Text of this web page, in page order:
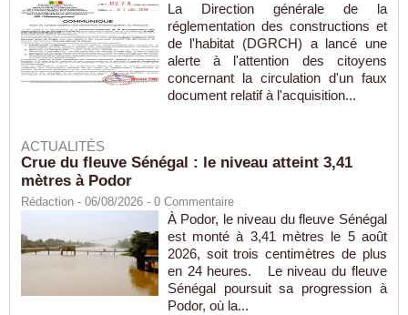
La Direction générale de la
réglementation des constructions et
de l'habitat (DGRCH) a lancé une
alerte à l'attention des citoyens
concernant la circulation d'un faux
document relatif à l'acquisition...
ACTUALITÉS
Crue du fleuve Sénégal : le niveau atteint 3,41
mètres à Podor
Rédaction - 06/08/2026 - 0 Commentaire
À Podor, le niveau du fleuve Sénégal
est monté à 3,41 mètres le 5 août
2026, soit trois centimètres de plus
en 24 heures. Le niveau du fleuve
Sénégal poursuit sa progression à
Podor, où la...